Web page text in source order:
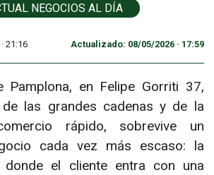
NEGOCIOS AL DÍA
21:16 Actualizado: 08/05/2026 · 17:59
Pamplona, en Felipe Gorriti 37,
las grandes cadenas y de la
rápido, sobrevive un
cada vez más escaso: la
donde el cliente entra con una